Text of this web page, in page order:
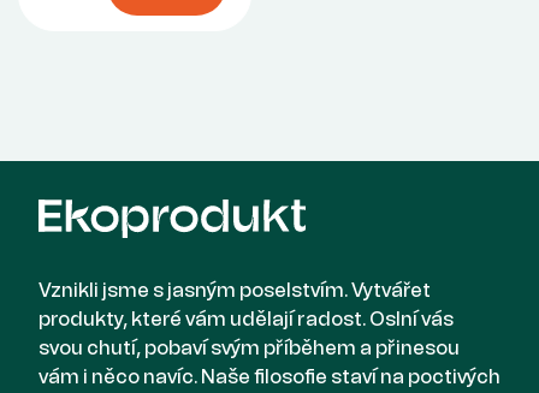
Vznikli jsme s jasným poselstvím. Vytvářet
produkty, které vám udělají radost. Oslní vás
svou chutí, pobaví svým příběhem a přinesou
vám i něco navíc. Naše filosofie staví na poctivých